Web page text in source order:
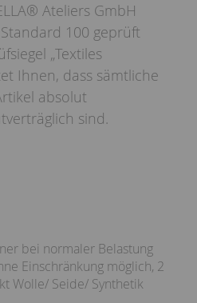
Ateliers GmbH
100 geprüft
„Textiles
Ihnen, dass sämtliche
absolut
sind.
bei normaler Belastung
Einschränkung möglich, 2
Wolle/ Seide/ Synthetik